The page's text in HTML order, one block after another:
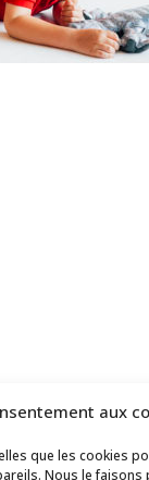
aux
que les cookies
Nous le